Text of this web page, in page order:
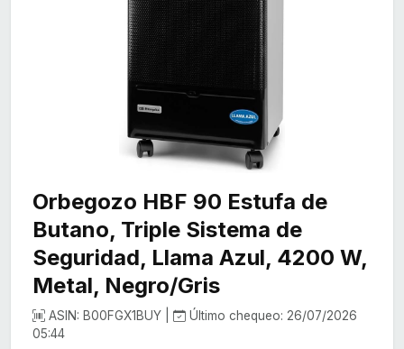
Orbegozo HBF 90 Estufa de
Butano, Triple Sistema de
Seguridad, Llama Azul, 4200 W,
Metal, Negro/Gris
ASIN: B00FGX1BUY |
Último chequeo: 26/07/2026
05:44